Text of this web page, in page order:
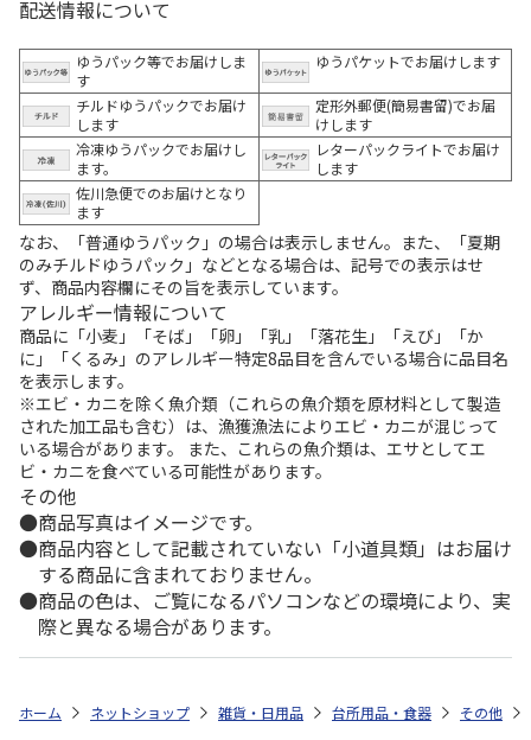
配送情報について
ゆうパック等でお届けしま
す
ゆうパケットでお届けします
チルドゆうパックでお届け
します
定形外郵便(簡易書留)でお届
けします
冷凍ゆうパックでお届けし
ます。
レターパックライトでお届け
します
佐川急便でのお届けとなり
ます
なお、「普通ゆうパック」の場合は表示しません。また、「夏期
のみチルドゆうパック」などとなる場合は、記号での表示はせ
ず、商品内容欄にその旨を表示しています。
アレルギー情報について
商品に「小麦」「そば」「卵」「乳」「落花生」「えび」「か
に」「くるみ」のアレルギー特定8品目を含んでいる場合に品目名
を表示します。
※エビ・カニを除く魚介類（これらの魚介類を原材料として製造
された加工品も含む）は、漁獲漁法によりエビ・カニが混じって
いる場合があります。 また、これらの魚介類は、エサとしてエ
ビ・カニを食べている可能性があります。
その他
商品写真はイメージです。
商品内容として記載されていない「小道具類」はお届け
する商品に含まれておりません。
商品の色は、ご覧になるパソコンなどの環境により、実
際と異なる場合があります。
ホーム ネットショップ 雑貨・日用品 台所用品・食器 その他